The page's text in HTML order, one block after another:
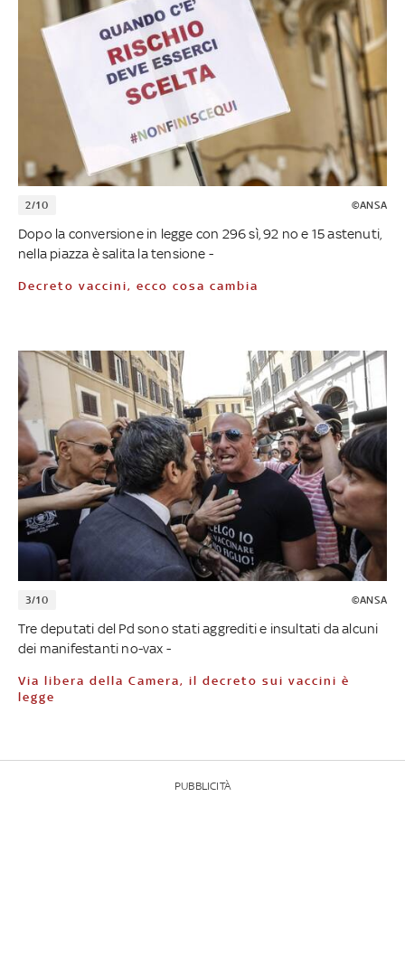
2/10 ©ANSA
Dopo la conversione in legge con 296 sì, 92 no e 15 astenuti,
nella piazza è salita la tensione -
Decreto vaccini, ecco cosa cambia
3/10 ©ANSA
Tre deputati del Pd sono stati aggrediti e insultati da alcuni
dei manifestanti no-vax -
Via libera della Camera, il decreto sui vaccini è
legge
PUBBLICITÀ